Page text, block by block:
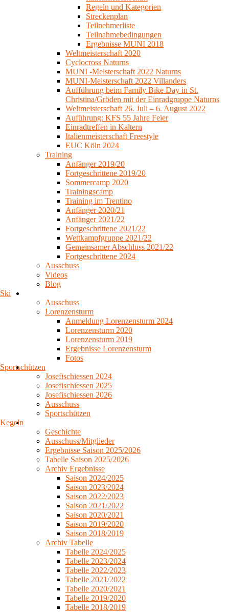
Regeln und Kategorien
Streckenplan
Teilnehmerliste
Teilnahmebedingungen
Ergebnisse MUNI 2018
Weltmeisterschaft 2020
Cyclocross Naturns
MUNI -Meisterschaft 2022 Naturns
MUNI-Meisterschaft 2022 Villanders
Aufführung beim Family Bike Day in St.
Christina/Gröden mit der Einradgruppe Naturns
Weltmeisterschaft 26. Juli – 6. August 2022
Auführung: KFS 55 Jahre Feier
Einradtreffen in Kaltern
Italienmeisterschaft Freestyle
EUC Köln 2024
Training
Anfänger 2019/20
Fortgeschrittene 2019/20
Sommercamp 2020
Trainingscamp
Training im Trentino
Anfänger 2020/21
Anfänger 2021/22
Fortgeschrittene 2021/22
Wettkampfgruppe 2021/22
Gemeinsamer Abschluss 2021/22
Fortgeschrittene 2024
Ausschuss
Videos
Blog
Ski
Ausschuss
Lorenzensturm
Anmeldung Lorenzensturm 2024
Lorenzensturm 2020
Lorenzensturm 2019
Ergebnisse Lorenzensturm
Fotos
Sportschützen
Josefischiessen 2024
Josefischiessen 2025
Josefischiessen 2026
Ausschuss
Sportschützen
Kegeln
Geschichte
Ausschuss/Mitglieder
Ergebnisse Saison 2025/2026
Tabelle Saison 2025/2026
Archiv Ergebnisse
Saison 2024/2025
Saison 2023/2024
Saison 2022/2023
Saison 2021/2022
Saison 2020/2021
Saison 2019/2020
Saison 2018/2019
Archiv Tabelle
Tabelle 2024/2025
Tabelle 2023/2024
Tabelle 2022/2023
Tabelle 2021/2022
Tabelle 2020/2021
Tabelle 2019/2020
Tabelle 2018/2019